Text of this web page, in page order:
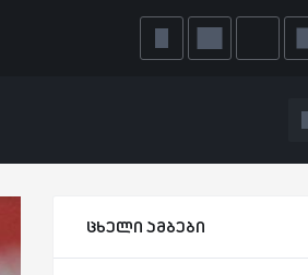
ცხელი ამბები